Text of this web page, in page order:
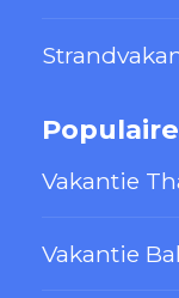
Vakantie
Vakantie